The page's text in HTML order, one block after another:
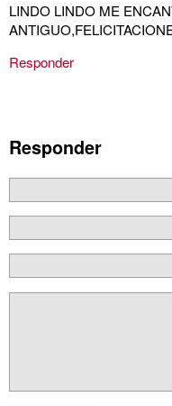
LINDO LINDO ME
Responder
Responder